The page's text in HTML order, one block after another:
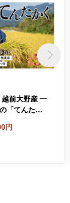
越前大野産 一
「てんたか
円